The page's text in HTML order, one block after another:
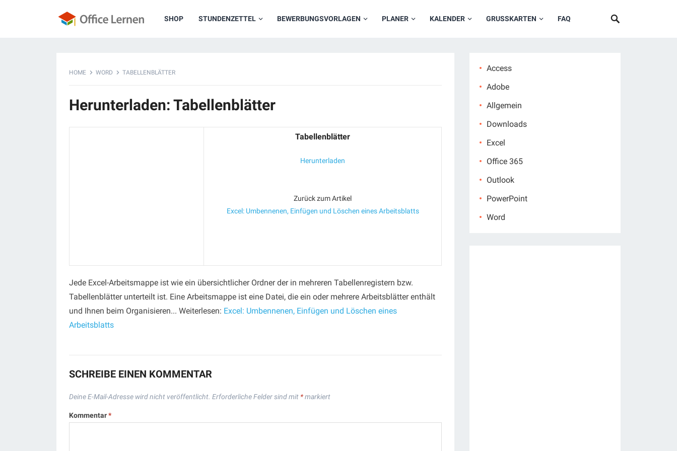
SHOP STUNDENZETTEL BEWERBUNGSVORLAGEN PLANER KALENDER GRUSSKARTEN FAQ
HOME WORD TABELLENBLÄTTER
Herunterladen: Tabellenblätter
Tabellenblätter
Herunterladen
Zurück zum Artikel
Excel: Umbennenen, Einfügen und Löschen eines Arbeitsblatts
Jede Excel-Arbeitsmappe ist wie ein übersichtlicher Ordner der in mehreren Tabellenregistern bzw.
Tabellenblätter unterteilt ist. Eine Arbeitsmappe ist eine Datei, die ein oder mehrere Arbeitsblätter enthält
und Ihnen beim Organisieren... Weiterlesen: Excel: Umbennenen, Einfügen und Löschen eines
Arbeitsblatts
SCHREIBE EINEN KOMMENTAR
Deine E-Mail-Adresse wird nicht veröffentlicht. Erforderliche Felder sind mit *markiert
Kommentar*
Access
Adobe
Allgemein
Downloads
Excel
Office 365
Outlook
PowerPoint
Word